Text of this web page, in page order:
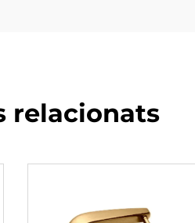
relacionats